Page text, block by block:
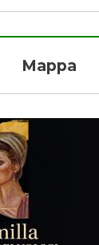
Mappa